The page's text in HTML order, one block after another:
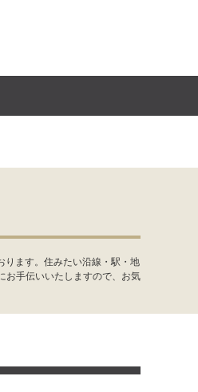
ります。住みたい沿線・駅・地
お手伝いいたしますので、お気